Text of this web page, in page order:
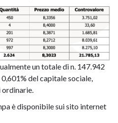
un totale di n. 147.942
del capitale sociale,
ordinarie.
è disponibile sui sito internet